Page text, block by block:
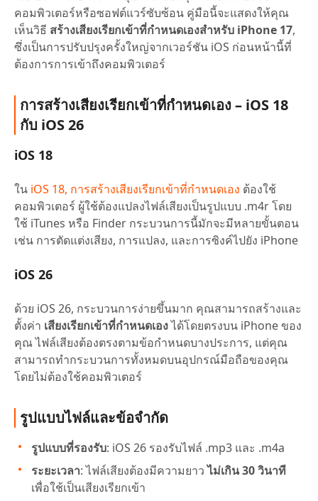
คอมพิวเตอร์หรือซอฟต์แวร์ซับซ้อน คู่มือนี้จะแสดงให้คุณ
เห็นวิธี สร้างเสียงเรียกเข้าที่กำหนดเองสำหรับ iPhone 17,
ซึ่งเป็นการปรับปรุงครั้งใหญ่จากเวอร์ชัน iOS ก่อนหน้านี้ที่
ต้องการการเข้าถึงคอมพิวเตอร์
การสร้างเสียงเรียกเข้าที่กำหนดเอง – iOS 18
กับ iOS 26
iOS 18
ใน iOS 18, การสร้างเสียงเรียกเข้าที่กำหนดเอง ต้องใช้
คอมพิวเตอร์ ผู้ใช้ต้องแปลงไฟล์เสียงเป็นรูปแบบ .m4r โดย
ใช้ iTunes หรือ Finder กระบวนการนี้มักจะมีหลายขั้นตอน
เช่น การตัดแต่งเสียง, การแปลง, และการซิงค์ไปยัง iPhone
iOS 26
ด้วย iOS 26, กระบวนการง่ายขึ้นมาก คุณสามารถสร้างและ
ตั้งค่า เสียงเรียกเข้าที่กำหนดเองได้โดยตรงบน iPhone ของ
คุณ ไฟล์เสียงต้องตรงตามข้อกำหนดบางประการ, แต่คุณ
สามารถทำกระบวนการทั้งหมดบนอุปกรณ์มือถือของคุณ
โดยไม่ต้องใช้คอมพิวเตอร์
รูปแบบไฟล์และข้อจำกัด
รูปแบบที่รองรับ: iOS 26 รองรับไฟล์ .mp3 และ .m4a
ระยะเวลา: ไฟล์เสียงต้องมีความยาวไม่เกิน 30 วินาที
เพื่อใช้เป็นเสียงเรียกเข้า